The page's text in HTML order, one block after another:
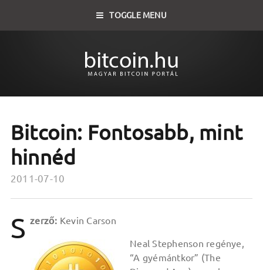
TOGGLE MENU
Bitcoin: Fontosabb, mint
hinnéd
2011-07-10
S zerző: Kevin Carson
Neal Stephenson regénye,
“A gyémántkor” (The